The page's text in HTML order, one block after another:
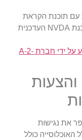
עם תוכנת הקראת
מסך, אנו ממליצים לשימוש בתוכנת NVDA העדכנית
ייעוץ הנגשת אתר האינטרנט בוצע על ידי חברת A-2-
והצעות
את נגישות
כולל